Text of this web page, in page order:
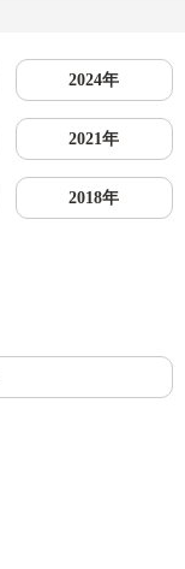
2024年
2021年
2018年